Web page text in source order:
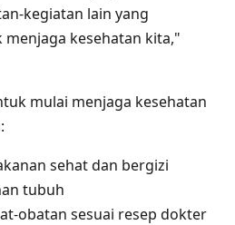
kegiatan lain yang
kesehatan kita,"
mulai menjaga kesehatan
sehat dan bergizi
tubuh
obatan sesuai resep dokter